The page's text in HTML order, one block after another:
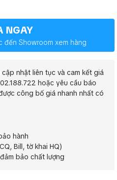
NGAY
đến Showroom xem hàng
nhật liên tục và cam kết giá
hoặc yêu cầu báo
công bố giá nhanh nhất có
hành
Bill, tờ khai HQ)
bảo chất lượng